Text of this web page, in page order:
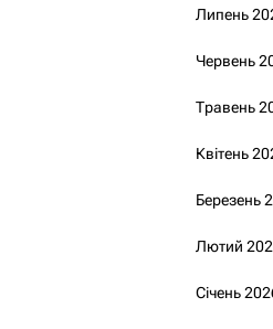
Липень
Червень
Травень
Квітень
Березень
Лютий
Січень